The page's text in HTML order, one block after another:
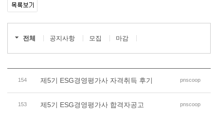
전체 공지사항 모집 마감
154 제5기 ESG경영평가사 자격취득 후기 pnscoop
153 제5기 ESG경영평가사 합격자공고 pnscoop